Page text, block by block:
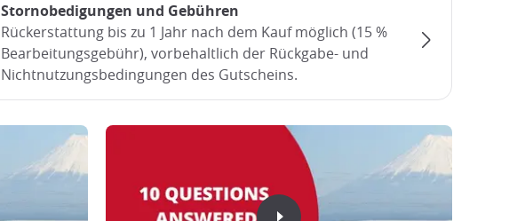
Stornobedigungen und Gebühren
Rückerstattung bis zu 1 Jahr nach dem Kauf möglich (15 %
Bearbeitungsgebühr), vorbehaltlich der Rückgabe- und
Nichtnutzungsbedingungen des Gutscheins.